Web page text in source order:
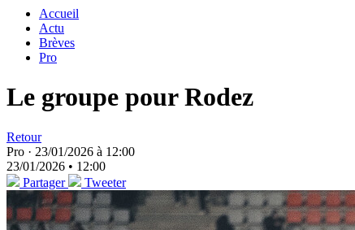
Accueil
Actu
Brèves
Pro
Le groupe pour Rodez
Retour
Pro · 23/01/2026 à 12:00
23/01/2026 • 12:00
Partager
Tweeter